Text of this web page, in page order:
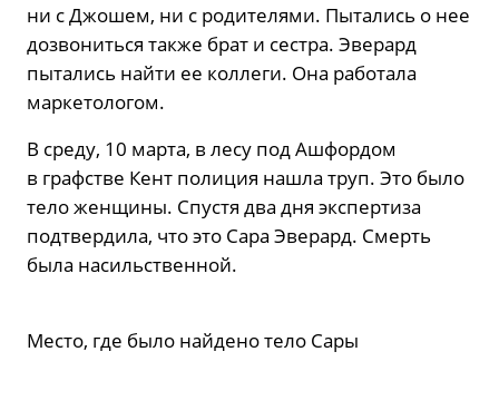
ни с Джошем, ни с родителями. Пытались о нее
дозвониться также брат и сестра. Эверард
пытались найти ее коллеги. Она работала
маркетологом.
В среду, 10 марта, в лесу под Ашфордом
в графстве Кент полиция нашла труп. Это было
тело женщины. Спустя два дня экспертиза
подтвердила, что это Сара Эверард. Смерть
была насильственной.
Место, где было найдено тело Сары